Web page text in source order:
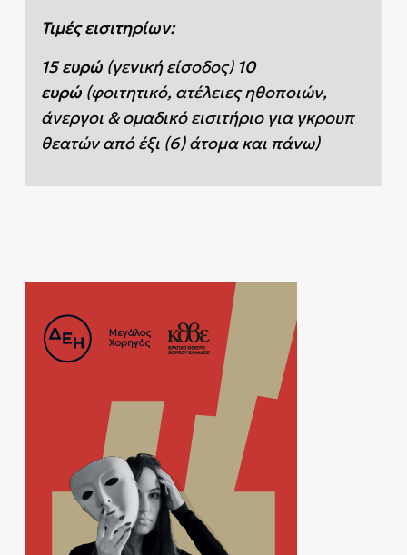
Τιμές εισιτηρίων:
15 ευρώ(γενική είσοδος) 10
ευρώ(φοιτητικό, ατέλειες ηθοποιών,
άνεργοι & ομαδικό εισιτήριο για γκρουπ
θεατών από έξι (6) άτομα και πάνω)